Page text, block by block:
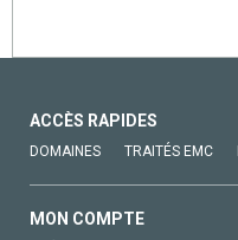
ACCÈS RAPIDES
DOMAINES TRAITÉS EMC
MON COMPTE